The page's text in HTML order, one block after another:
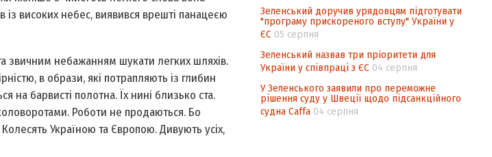
високих небес, виявився врешті панацеєю
звичним небажанням шукати легких шляхів.
в образи, які потрапляють із глибин
на барвисті полотна. Їх нині близько ста.
Роботи не продаються. Бо
Україною та Європою. Дивують усіх,
Зеленський доручив урядовцям підготувати
"програму прискореного вступу" України у
ЄС 05 серпня
Зеленський назвав три пріоритети для
України у співпраці з ЄС 04 серпня
У Зеленського заявили про переможне
рішення суду у Швеції щодо підсанкційного
судна Caffa 04 серпня